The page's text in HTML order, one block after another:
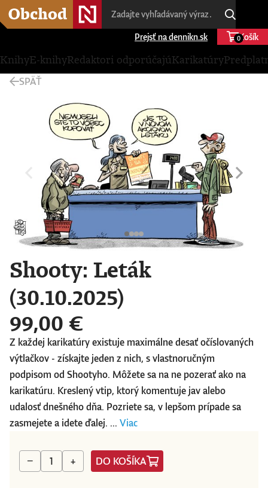
Prejsť na dennikn.sk Košík
0
KnihyE-knihyRedaktori odporúčajúKarikatúry
SPÄŤ
Shooty: Leták
(30.10.2025)
99,00 €
Z každej karikatúry existuje maximálne desať očíslovaných
výtlačkov - získajte jeden z nich, s vlastnoručným
podpisom od Shootyho. Môžete sa na ne pozerať ako na
karikatúru. Kreslený vtip, ktorý komentuje jav alebo
udalosť dnešného dňa. Pozriete sa, v lepšom prípade sa
zasmejete a idete ďalej. ... Viac
− + DO KOŠÍKA